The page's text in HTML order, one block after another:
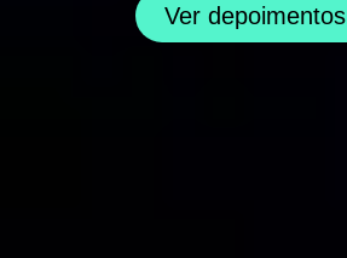
Ver depoimentos